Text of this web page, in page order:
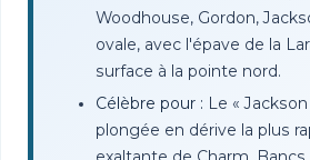
Woodhouse, Gordon,
ovale, avec l'épave de la
surface à la pointe nord.
Célèbre pour : Le «
plongée en dérive la plus
exaltante de Charm.